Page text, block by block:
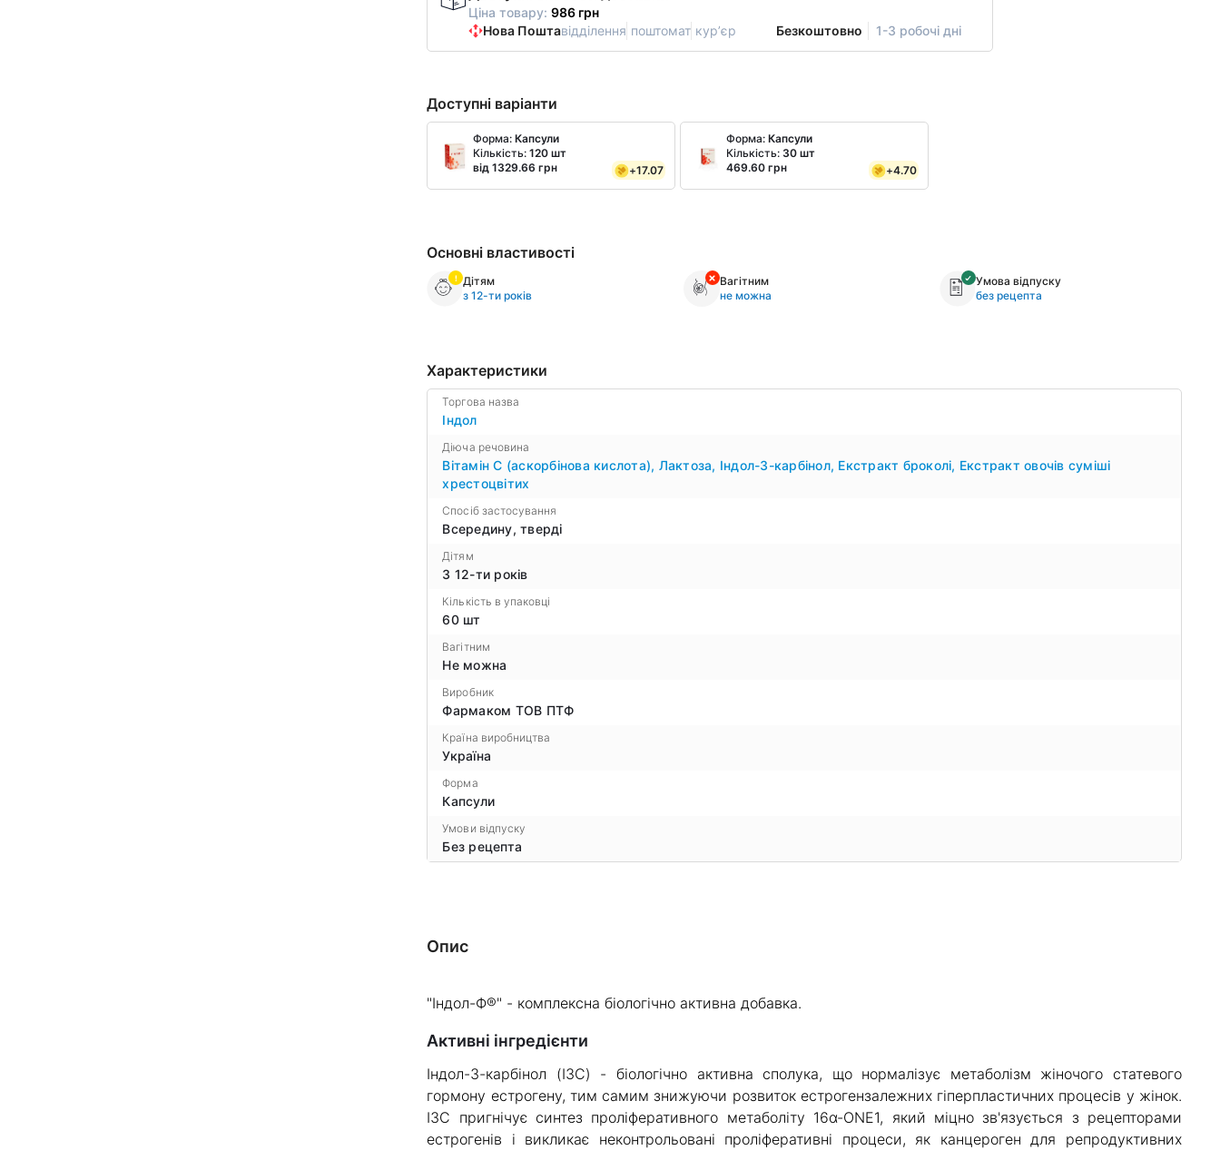
Ціна товару:986 грн
Нова Поштавідділення поштомат курʼєр Безкоштовно 1-3 робочі дні
Доступні варіанти
Форма:Капсули
Кількість:120 шт
від 1329.66 грн
+17.07
Форма:Капсули
Кількість: 30 шт
469.60 грн
+4.70
Основні властивості
Дітям
з 12-ти років
Вагітним
не можна
Умова відпуску
без рецепта
Характеристики
Торгова назва
Індол
Діюча речовина
Вітамін С (аскорбінова кислота), Лактоза, Індол-3-карбінол, Екстракт броколі, Екстракт овочів суміші
хрестоцвітих
Спосіб застосування
Всередину, тверді
Дітям
З 12-ти років
Кількість в упаковці
60 шт
Вагітним
Не можна
Виробник
Фармаком ТОВ ПТФ
Країна виробництва
Україна
Форма
Капсули
Умови відпуску
Без рецепта
Опис
"Індол-Ф®" - комплексна біологічно активна добавка.
Активні інгредієнти
Індол-3-карбінол (I3C) - біологічно активна сполука, що нормалізує метаболізм жіночого статевого
гормону естрогену, тим самим знижуючи розвиток естрогензалежних гіперпластичних процесів у жінок.
I3C пригнічує синтез проліферативного метаболіту 16α-ONE1, який міцно зв'язується з рецепторами
естрогенів і викликає неконтрольовані проліферативні процеси, як канцероген для репродуктивних